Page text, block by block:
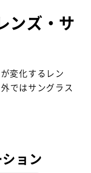
ンズ・サ
変化するレン
ではサングラス
ョン